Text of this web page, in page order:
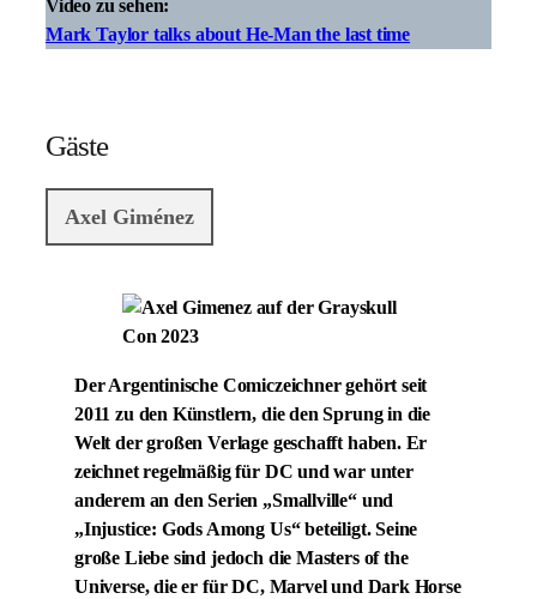
Video zu sehen:
Mark Taylor talks about He-Man the last time
Gäste
Axel Giménez
Der Argentinische Comiczeichner gehört seit
2011 zu den Künstlern, die den Sprung in die
Welt der großen Verlage geschafft haben. Er
zeichnet regelmäßig für DC und war unter
anderem an den Serien „Smallville“ und
„Injustice: Gods Among Us“ beteiligt. Seine
große Liebe sind jedoch die Masters of the
Universe, die er für DC, Marvel und Dark Horse